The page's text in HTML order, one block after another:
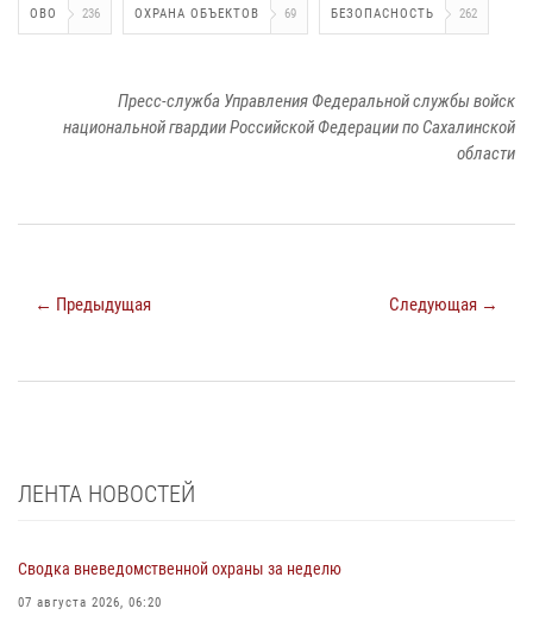
ОВО 236 ОХРАНА ОБЪЕКТОВ 69 БЕЗОПАСНОСТЬ 262
Пресс-служба Управления Федеральной службы войск
национальной гвардии Российской Федерации по Сахалинской
области
← Предыдущая Следующая →
ЛЕНТА НОВОСТЕЙ
Сводка вневедомственной охраны за неделю
07 августа 2026, 06:20